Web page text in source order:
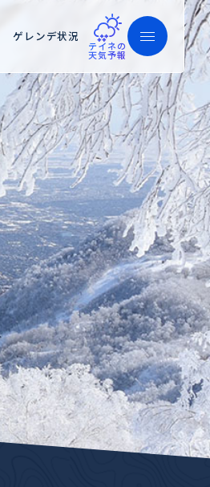
ゲレンデ状況
テイネの
天気予報